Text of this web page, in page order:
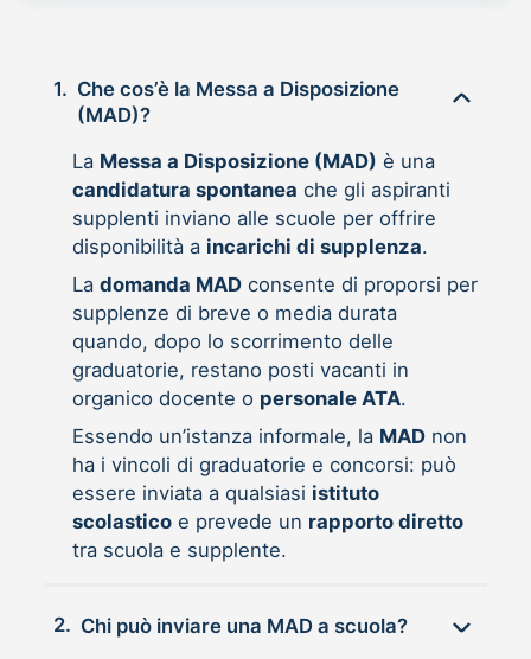
1. Che cos’è la Messa a Disposizione
(MAD)?
La Messa a Disposizione (MAD) è una
candidatura spontanea che gli aspiranti
supplenti inviano alle scuole per offrire
disponibilità a incarichi di supplenza.
La domanda MADconsente di proporsi per
supplenze di breve o media durata
quando, dopo lo scorrimento delle
graduatorie, restano posti vacanti in
organico docente o personale ATA.
Essendo un’istanza informale, la MADnon
ha i vincoli di graduatorie e concorsi: può
essere inviata a qualsiasi istituto
scolasticoe prevede un rapporto diretto
tra scuola e supplente.
2. Chi può inviare una MAD a scuola?